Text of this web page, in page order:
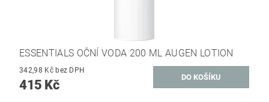
ESSENTIALS OČNÍ VODA 200 ML AUGEN LOTION
342,98 Kč bez DPH
415 Kč